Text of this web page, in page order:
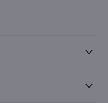
keyboard_arrow_down
keyboard_arrow_down